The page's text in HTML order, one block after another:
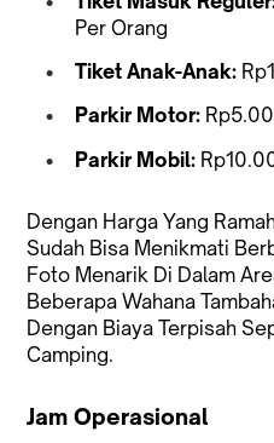
Per Orang
Tiket Anak-Anak:
Parkir Motor:
Parkir Mobil:
Dengan Harga Yang
Sudah Bisa Menikmati
Foto Menarik Di Dalam
Beberapa Wahana
Dengan Biaya Terpisah
Camping.
Jam Operasional